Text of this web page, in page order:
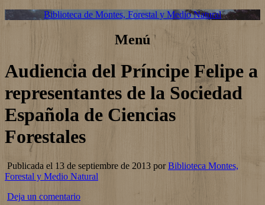
Biblioteca de Montes, Forestal y Medio Natural
Menú
Audiencia del Príncipe Felipe a
representantes de la Sociedad
Española de Ciencias
Forestales
Publicada el 13 de septiembre de 2013 porBiblioteca Montes,
Forestal y Medio Natural
Deja un comentario